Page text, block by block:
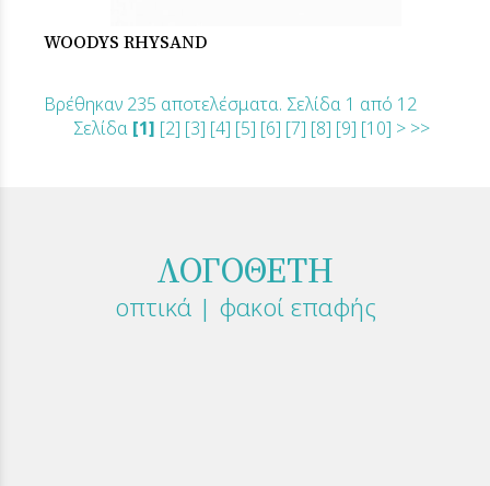
WOODYS RHYSAND
Βρέθηκαν 235 αποτελέσματα. Σελίδα 1 από 12
Σελίδα [1] [2] [3] [4] [5] [6] [7] [8] [9] [10] > >>
ΛΟΓΟΘΕΤΗ
οπτικά | φακοί επαφής